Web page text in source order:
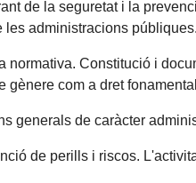
de la seguretat i la
administracions
normativa. Constitució i
gènere com a dret
generals de caràcter
de perills i riscos.